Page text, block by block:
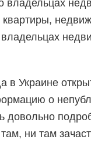
в Украине
о
довольно
ни там